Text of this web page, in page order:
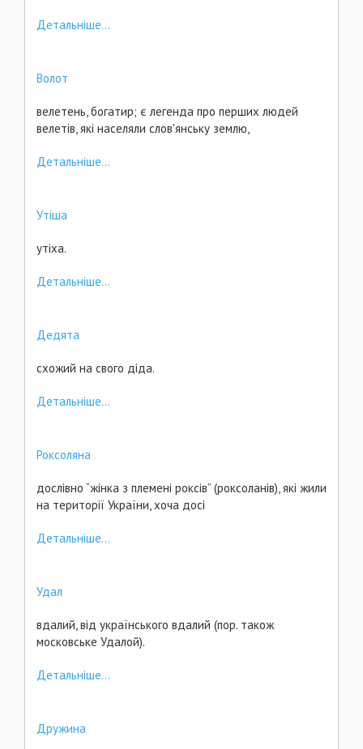
Детальніше...
Волот
велетень, богатир; є легенда про перших людей
велетів, які населяли слов'янську землю,
Детальніше...
Утіша
утіха.
Детальніше...
Дедята
схожий на свого діда.
Детальніше...
Роксоляна
дослівно “жінка з племені роксів” (роксоланів), які жили
на території України, хоча досі
Детальніше...
Удал
вдалий, від українського вдалий (пор. також
московське Удалой).
Детальніше...
Дружина